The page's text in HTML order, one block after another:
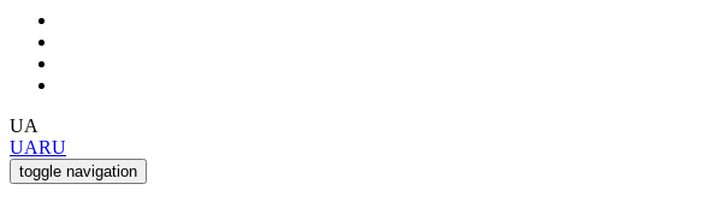
UA
UARU
toggle navigation